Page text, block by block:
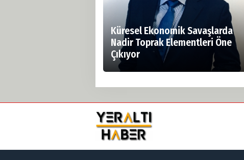
Küresel Ekonomik Savaşlarda
Nadir Toprak Elementleri Öne
Çıkıyor